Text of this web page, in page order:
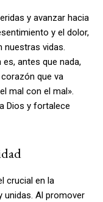
y avanzar hacia
y el dolor,
nuestras vidas.
es, antes que nada,
que va
mal con el mal».
Dios y fortalece
crucial en la
Al promover